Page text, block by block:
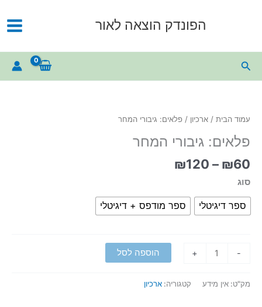
הפונדק הוצאה לאור
חיפוש
עמוד הבית / ארכיון / פלאים: גיבורי המחר
פלאים: גיבורי המחר
₪60
–
₪120
עד
סוג
ספר דיגיטלי ספר מודפס + דיגיטלי
-
גיבורי
+ הוספה לסל
מק"ט: אין מידע קטגוריה: ארכיון